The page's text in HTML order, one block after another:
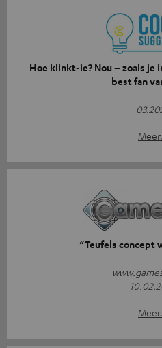
Hoe klinkt-ie? Nou – zoals je
best fan
“Teufels concept